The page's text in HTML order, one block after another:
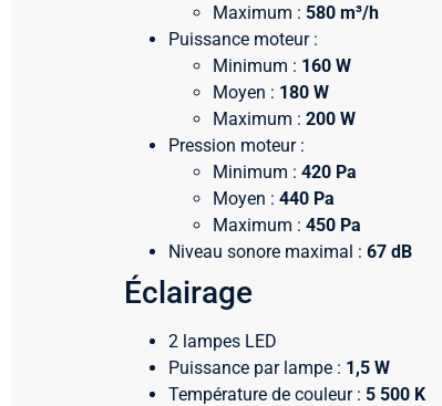
Maximum : 580 m³/h
Puissance moteur :
Minimum : 160 W
Moyen : 180 W
Maximum : 200 W
Pression moteur :
Minimum : 420 Pa
Moyen : 440 Pa
Maximum : 450 Pa
Niveau sonore maximal : 67 dB
Éclairage
2 lampes LED
Puissance par lampe : 1,5 W
Température de couleur : 5 500 K